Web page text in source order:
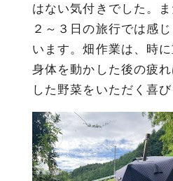
はない気付きでした。ま
２～３日の旅行では感
います。畑作業は、時に
身体を動かした後の疲
した野菜をいただく喜び